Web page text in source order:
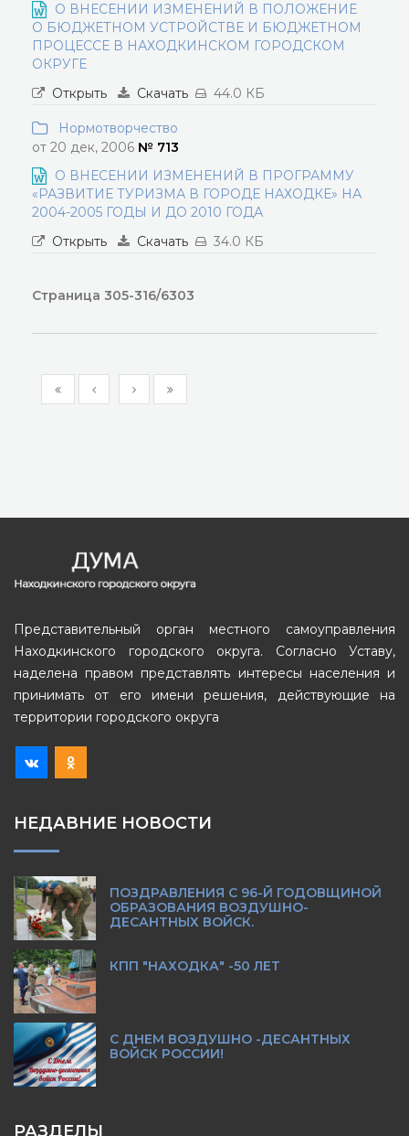
О ВНЕСЕНИИ ИЗМЕНЕНИЙ В ПОЛОЖЕНИЕ
О БЮДЖЕТНОМ УСТРОЙСТВЕ И БЮДЖЕТНОМ
ПРОЦЕССЕ В НАХОДКИНСКОМ ГОРОДСКОМ
ОКРУГЕ
Открыть
Скачать 44.0 КБ
Нормотворчество
от 20 дек, 2006 № 713
О ВНЕСЕНИИ ИЗМЕНЕНИЙ В ПРОГРАММУ
«РАЗВИТИЕ ТУРИЗМА В ГОРОДЕ НАХОДКЕ» НА
2004-2005 ГОДЫ И ДО 2010 ГОДА
Открыть
Скачать 34.0 КБ
Страница 305-316/6303
Представительный орган местного самоуправления
Находкинского городского округа. Согласно Уставу,
наделена правом представлять интересы населения и
принимать от его имени решения, действующие на
территории городского округа
НЕДАВНИЕ НОВОСТИ
ПОЗДРАВЛЕНИЯ С 96-Й ГОДОВЩИНОЙ
ОБРАЗОВАНИЯ ВОЗДУШНО-
ДЕСАНТНЫХ ВОЙСК.
КПП "НАХОДКА" -50 ЛЕТ
С ДНЕМ ВОЗДУШНО -ДЕСАНТНЫХ
ВОЙСК РОССИИ!
РАЗДЕЛЫ